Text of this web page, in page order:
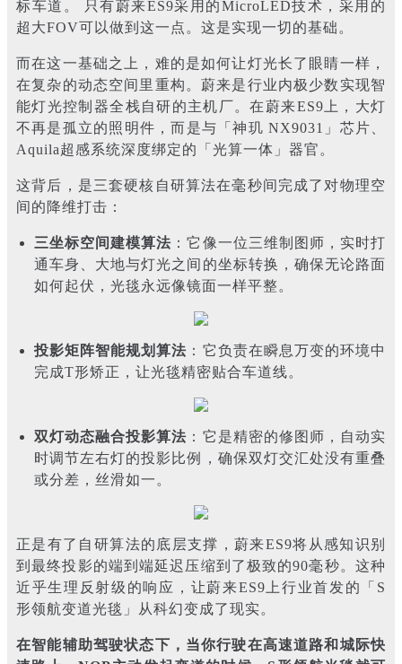
标车道。 只有蔚来ES9采用的MicroLED技术，采用的
超大FOV可以做到这一点。这是实现一切的基础。
而在这一基础之上，难的是如何让灯光长了眼睛一样，
在复杂的动态空间里重构。蔚来是行业内极少数实现智
能灯光控制器全栈自研的主机厂。在蔚来ES9上，大灯
不再是孤立的照明件，而是与「神玑 NX9031」芯片、
Aquila超感系统深度绑定的「光算一体」器官。
这背后，是三套硬核自研算法在毫秒间完成了对物理空
间的降维打击：
三坐标空间建模算法 ：它像一位三维制图师，实时打
通车身、大地与灯光之间的坐标转换，确保无论路面
如何起伏，光毯永远像镜面一样平整。
投影矩阵智能规划算法 ：它负责在瞬息万变的环境中
完成T形矫正，让光毯精密贴合车道线。
双灯动态融合投影算法 ：它是精密的修图师，自动实
时调节左右灯的投影比例，确保双灯交汇处没有重叠
或分差，丝滑如一。
正是有了自研算法的底层支撑，蔚来ES9将从感知识别
到最终投影的端到端延迟压缩到了极致的90毫秒。这种
近乎生理反射级的响应，让蔚来ES9上行业首发的「S
形领航变道光毯」从科幻变成了现实。
在智能辅助驾驶状态下，当你行驶在高速道路和城际快